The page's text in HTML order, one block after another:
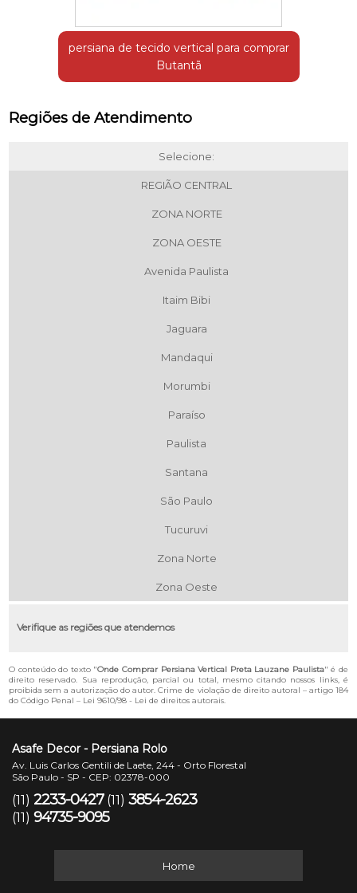
persiana de tecido vertical para comprar
Butantã
Regiões de Atendimento
Selecione:
REGIÃO CENTRAL
ZONA NORTE
ZONA OESTE
Avenida Paulista
Itaim Bibi
Jaguara
Mandaqui
Morumbi
Paraíso
Paulista
Santana
São Paulo
Tucuruvi
Zona Norte
Zona Oeste
Verifique as regiões que atendemos
O conteúdo do texto "Onde Comprar Persiana Vertical Preta Lauzane Paulista" é de
direito reservado. Sua reprodução, parcial ou total, mesmo citando nossos links, é
proibida sem a autorização do autor. Crime de violação de direito autoral – artigo 184
do Código Penal – Lei 9610/98 - Lei de direitos autorais.
Asafe Decor - Persiana Rolo
Av. Luis Carlos Gentili de Laete, 244 - Orto Florestal
São Paulo - SP - CEP: 02378-000
(11) 2233-0427 (11) 3854-2623
(11) 94735-9095
Home